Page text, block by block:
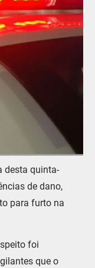
desta quinta-
de dano,
para furto na
foi
que o